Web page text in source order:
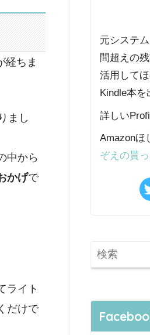
経ちま
まし
中から
かげで
ライト
だけで
元システ
間超えの
活用して
Kindle本
詳しい
Amazonほ
ぞえの貰